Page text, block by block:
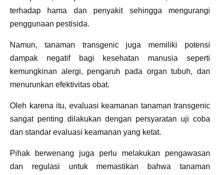
terhadap hama dan penyakit sehingga mengurangi
penggunaan pestisida.
Namun, tanaman transgenic juga memiliki potensi
dampak negatif bagi kesehatan manusia seperti
kemungkinan alergi, pengaruh pada organ tubuh, dan
menurunkan efektivitas obat.
Oleh karena itu, evaluasi keamanan tanaman transgenic
sangat penting dilakukan dengan persyaratan uji coba
dan standar evaluasi keamanan yang ketat.
Pihak berwenang juga perlu melakukan pengawasan
dan regulasi untuk memastikan bahwa tanaman